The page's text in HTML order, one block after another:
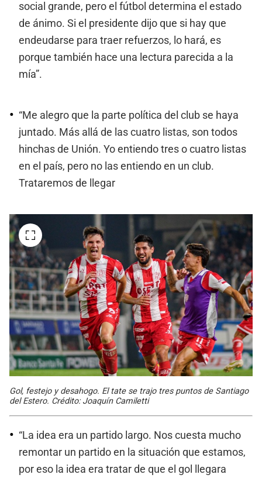
social grande, pero el fútbol determina el estado
de ánimo. Si el presidente dijo que si hay que
endeudarse para traer refuerzos, lo hará, es
porque también hace una lectura parecida a la
mía”.
“Me alegro que la parte política del club se haya
juntado. Más allá de las cuatro listas, son todos
hinchas de Unión. Yo entiendo tres o cuatro listas
en el país, pero no las entiendo en un club.
Trataremos de llegar
Gol, festejo y desahogo. El tate se trajo tres puntos de Santiago
del Estero. Crédito: Joaquín Camiletti
“La idea era un partido largo. Nos cuesta mucho
remontar un partido en la situación que estamos,
por eso la idea era tratar de que el gol llegara